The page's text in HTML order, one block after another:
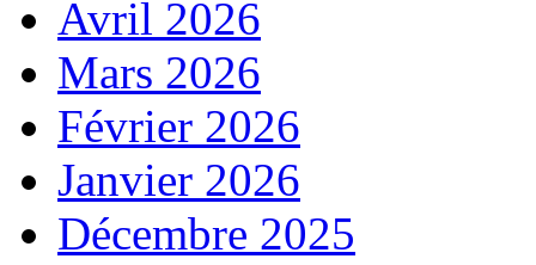
Avril 2026
Mars 2026
Février 2026
Janvier 2026
Décembre 2025